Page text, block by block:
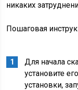
никаких
Пошаговая
Для начала
установите
установки,